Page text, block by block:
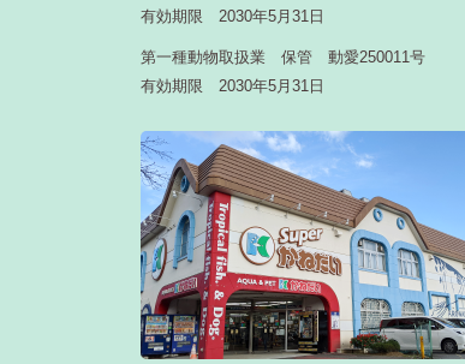
有効期限 2030年5月31日
第一種動物取扱業 保管 動愛250011号
有効期限 2030年5月31日